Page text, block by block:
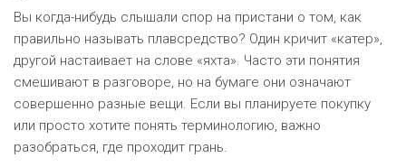
Вы когда-нибудь слышали спор на пристани о том, как
правильно называть плавсредство? Один кричит «катер»,
другой настаивает на слове «яхта». Часто эти понятия
смешивают в разговоре, но на бумаге они означают
совершенно разные вещи. Если вы планируете покупку
или просто хотите понять терминологию, важно
разобраться, где проходит грань.